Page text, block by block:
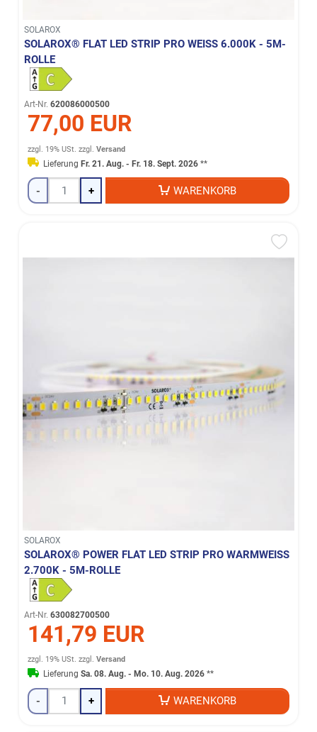
SOLAROX
SOLAROX® FLAT LED STRIP PRO WEISS 6.000K - 5M-R
OLLE
Art-Nr. 620086000500
77,00 EUR
zzgl. 19% USt. zzgl.Versand
LieferungFr. 21. Aug. - Fr. 18. Sept. 2026 **
- + WARENKORB
SOLAROX
SOLAROX® POWER FLAT LED STRIP PRO WARMWEISS 2
.700K - 5M-ROLLE
Art-Nr. 630082700500
141,79 EUR
zzgl. 19% USt. zzgl.Versand
LieferungSa. 08. Aug. - Mo. 10. Aug. 2026 **
- + WARENKORB